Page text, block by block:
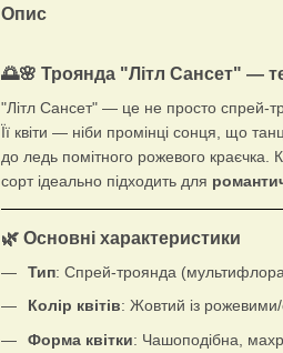
Опис
🌅🌸 Троянда "Літл Сансет" —
"Літл Сансет" — це не просто спрей-
Її квіти — ніби промінці сонця, що
до ледь помітного рожевого краєчка.
сорт ідеально підходить для
🌿 Основні характеристики
Тип: Спрей-троянда
Колір квітів: Жовтий із
Форма квітки: Чашоподібна,